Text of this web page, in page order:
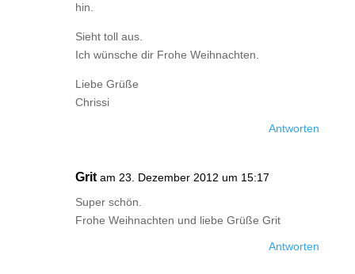
hin.
Sieht toll aus.
Ich wünsche dir Frohe Weihnachten.
Liebe Grüße
Chrissi
Antworten
Grit am 23. Dezember 2012 um 15:17
Super schön.
Frohe Weihnachten und liebe Grüße Grit
Antworten